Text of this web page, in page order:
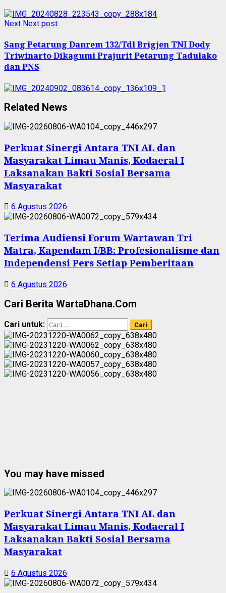
Next Next post:
Sang Petarung Danrem 132/Tdl Brigjen TNI Dody
Triwinarto Dikagumi Prajurit Petarung Tadulako
dan PNS
Related News
Perkuat Sinergi Antara TNI AL dan
Masyarakat Limau Manis, Kodaeral I
Laksanakan Bakti Sosial Bersama
Masyarakat
6 Agustus 2026
Terima Audiensi Forum Wartawan Tri
Matra, Kapendam I/BB: Profesionalisme dan
Independensi Pers Setiap Pemberitaan
6 Agustus 2026
Cari Berita WartaDhana.Com
Cari untuk:
You may have missed
Perkuat Sinergi Antara TNI AL dan
Masyarakat Limau Manis, Kodaeral I
Laksanakan Bakti Sosial Bersama
Masyarakat
6 Agustus 2026